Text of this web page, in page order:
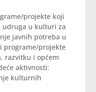
projekte koji
udruga u kulturi za
javnih potreba u
programe/projekte
razvitku i općem
aktivnosti:
kulturnih